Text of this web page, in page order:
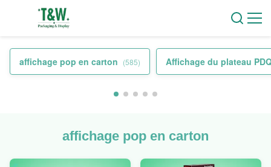
affichage pop en carton (585) Affichage du plateau
affichage pop en carton